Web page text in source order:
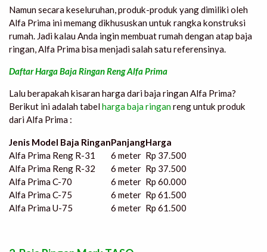
Namun secara keseluruhan, produk-produk yang dimiliki oleh
Alfa Prima ini memang dikhususkan untuk rangka konstruksi
rumah. Jadi kalau Anda ingin membuat rumah dengan atap baja
ringan, Alfa Prima bisa menjadi salah satu referensinya.
Daftar Harga Baja Ringan Reng Alfa Prima
Lalu berapakah kisaran harga dari baja ringan Alfa Prima?
Berikut ini adalah tabelharga baja ringanreng untuk produk
dari Alfa Prima :
Jenis Model Baja RinganPanjangHarga
Alfa Prima Reng R-31
6 meter Rp 37.500
Alfa Prima Reng R-32
6 meter Rp 37.500
Alfa Prima C-70
6 meter Rp 60.000
Alfa Prima C-75
6 meter Rp 61.500
Alfa Prima U-75
6 meter Rp 61.500